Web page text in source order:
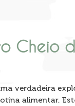
Cheio
verdadeira
alimentar.